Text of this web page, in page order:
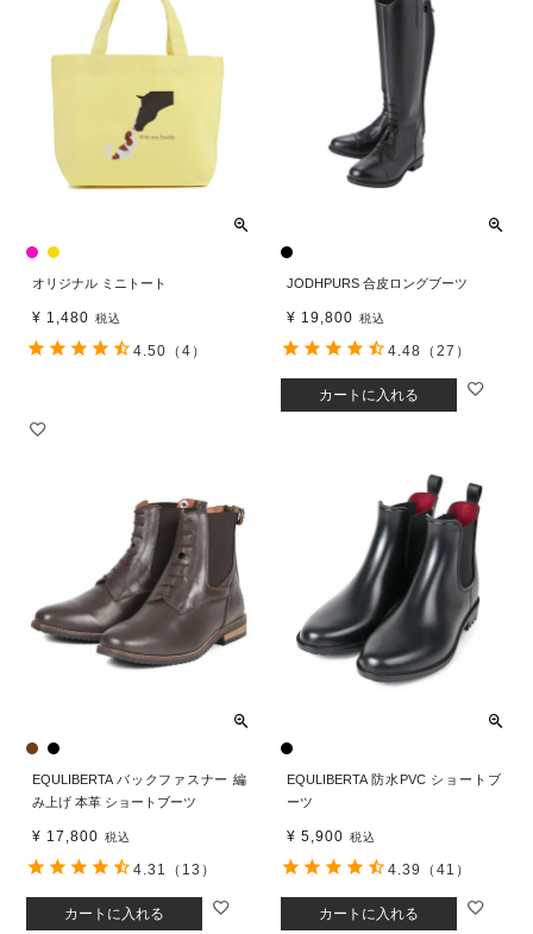
オリジナル ミニトート
¥ 1,480 税込
4.50 （4）
JODHPURS 合皮ロングブーツ
¥ 19,800 税込
カートに入れる
4.48 （27）
EQULIBERTA バックファスナー 編
み上げ 本革 ショートブーツ
¥ 17,800 税込
カートに入れる
4.31 （13）
EQULIBERTA 防水PVC ショートブ
ーツ
¥ 5,900 税込
カートに入れる
4.39 （41）